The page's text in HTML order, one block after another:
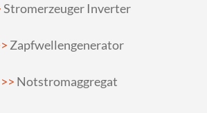
Stromerzeuger Inverter
Zapfwellengenerator
Notstromaggregat